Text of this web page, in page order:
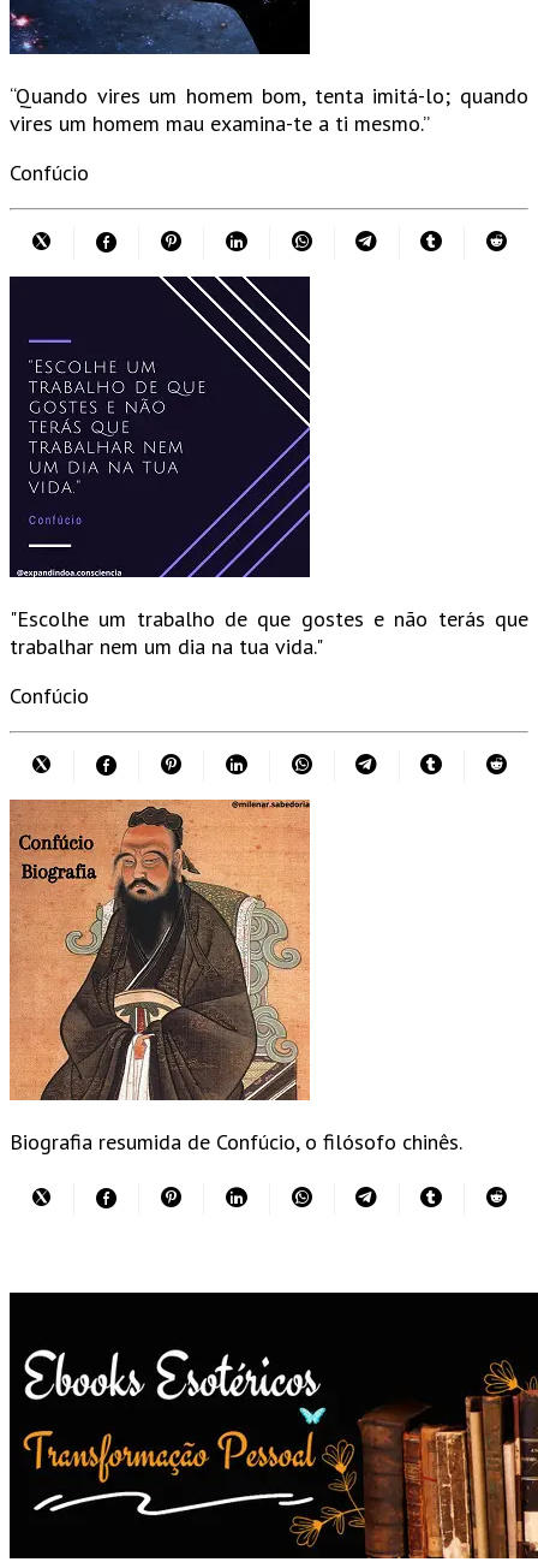
“Quando vires um homem bom, tenta imitá-lo; quando
vires um homem mau examina-te a ti mesmo.”
Confúcio
"Escolhe um trabalho de que gostes e não terás que
trabalhar nem um dia na tua vida."
Confúcio
Biografia resumida de Confúcio, o filósofo chinês.